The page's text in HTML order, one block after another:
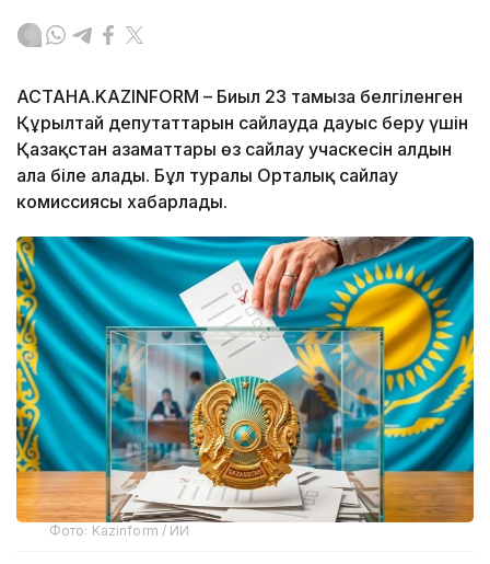
АСТАНА.KAZINFORM – Биыл 23 тамызға белгіленген
Құрылтай депутаттарын сайлауда дауыс беру үшін
Қазақстан азаматтары өз сайлау учаскесін алдын
ала біле алады. Бұл туралы Орталық сайлау
комиссиясы хабарлады.
Фото: Kazinform / ИИ